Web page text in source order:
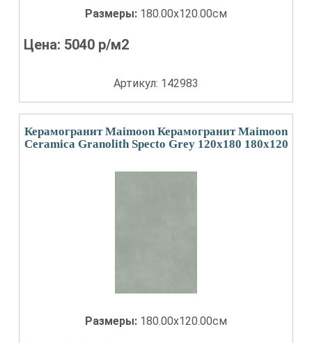
Размеры: 180.00x120.00см
Цена: 5040 р/м2
Артикул: 142983
Керамогранит Maimoon Керамогранит Maimoon
Ceramica Granolith Specto Grey 120х180 180x120
Размеры: 180.00x120.00см